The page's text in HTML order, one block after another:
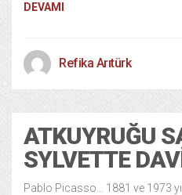
DEVAMI
Refika Arıtürk
ATKUYRUĞU
SYLVETTE
Pablo Picasso… 1881 ve 1973